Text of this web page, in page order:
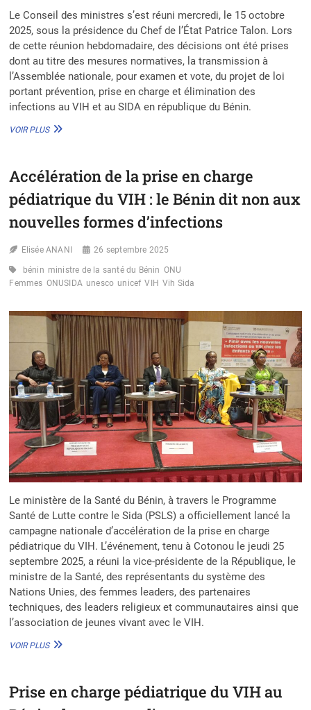
Le Conseil des ministres s’est réuni mercredi, le 15 octobre
2025, sous la présidence du Chef de l’État Patrice Talon. Lors
de cette réunion hebdomadaire, des décisions ont été prises
dont au titre des mesures normatives, la transmission à
l’Assemblée nationale, pour examen et vote, du projet de loi
portant prévention, prise en charge et élimination des
infections au VIH et au SIDA en république du Bénin.
VOIR PLUSLUTTE
:
GOUVERNEMENT
BÉNINOIS
RENFORCE
ENGAGEMENT
AVEC
LOI
Accélération de la prise en charge
pédiatrique du VIH : le Bénin dit non aux
nouvelles formes d’infections
Elisée ANANI 26 septembre 2025
bénin ministre de la santé du Bénin ONU
Femmes ONUSIDA unesco unicef VIH Vih Sida
Le ministère de la Santé du Bénin, à travers le Programme
Santé de Lutte contre le Sida (PSLS) a officiellement lancé la
campagne nationale d’accélération de la prise en charge
pédiatrique du VIH. L’événement, tenu à Cotonou le jeudi 25
septembre 2025, a réuni la vice-présidente de la République, le
ministre de la Santé, des représentants du système des
Nations Unies, des femmes leaders, des partenaires
techniques, des leaders religieux et communautaires ainsi que
l’association de jeunes vivant avec le VIH.
VOIR PLUSACCÉLÉRATION
EN
Prise en charge pédiatrique du VIH au